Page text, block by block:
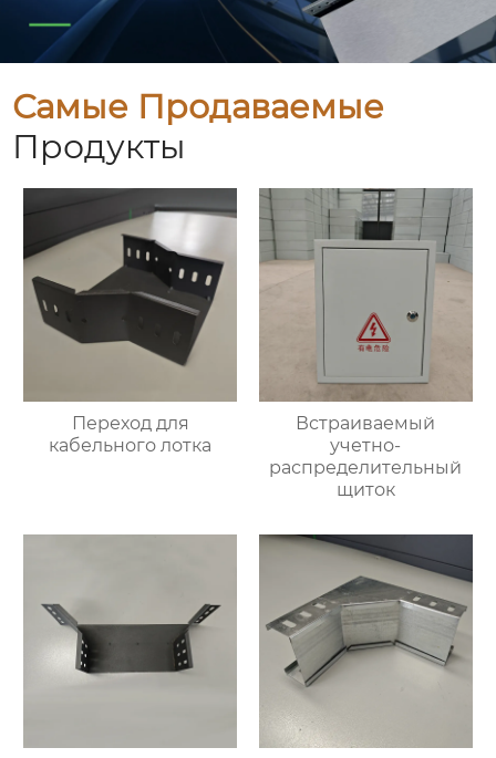
Самые Продаваемые
Продукты
Переход для
кабельного лотка
Встраиваемый
учетно-
распределительный
щиток